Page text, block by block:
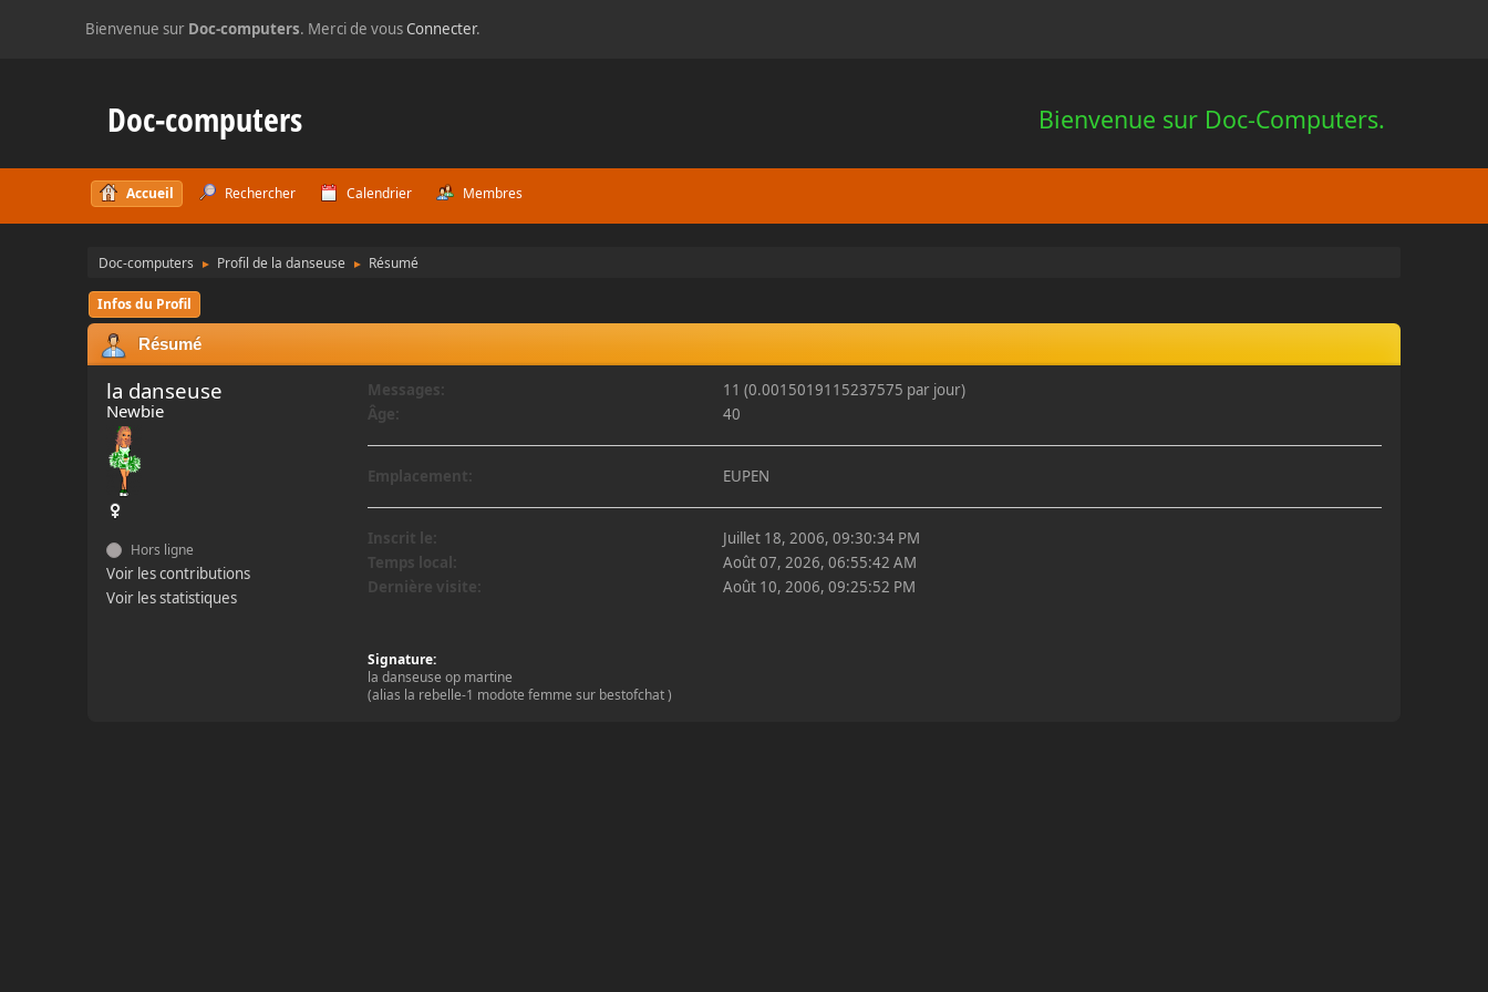
Bienvenue sur Doc-computers. Merci de vousConnecter.
Bienvenue sur Doc-Computers.
Doc-computers
Accueil Rechercher Calendrier Membres
Doc-computers ► Profil de la danseuse ► Résumé
Infos du Profil
Résumé
la danseuse
Newbie
Hors ligne
Voir les contributions
Voir les statistiques
Messages:
11 (0.0015019115237575 par jour)
Âge:
40
Emplacement: EUPEN
Inscrit le:
Juillet 18, 2006, 09:30:34 PM
Temps local:
Août 07, 2026, 06:55:42 AM
Dernière visite:
Août 10, 2006, 09:25:52 PM
Signature:
la danseuse op martine
(alias la rebelle-1 modote femme sur bestofchat )